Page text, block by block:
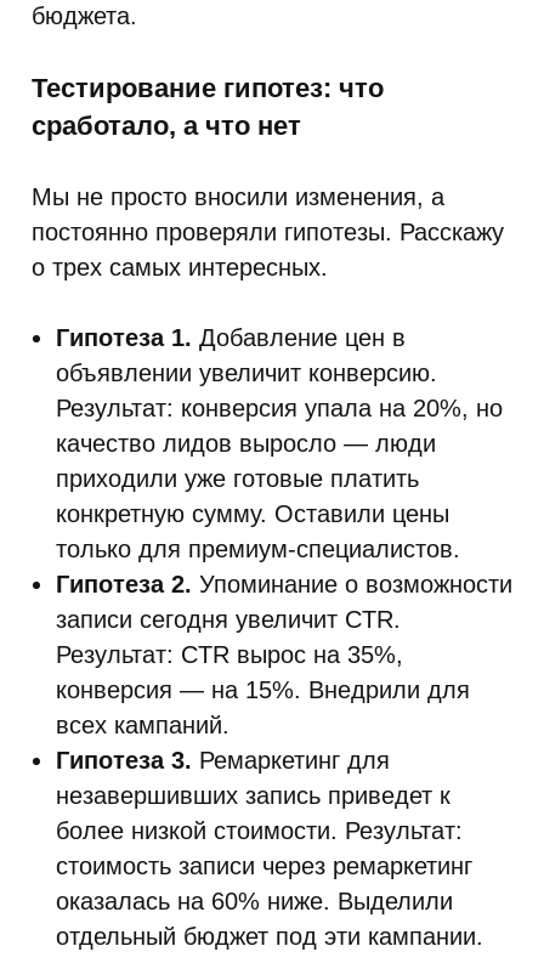
бюджета.
Тестирование гипотез: что
сработало, а что нет
Мы не просто вносили изменения, а
постоянно проверяли гипотезы. Расскажу
о трех самых интересных.
Гипотеза 1. Добавление цен в
объявлении увеличит конверсию.
Результат: конверсия упала на 20%, но
качество лидов выросло — люди
приходили уже готовые платить
конкретную сумму. Оставили цены
только для премиум-специалистов.
Гипотеза 2. Упоминание о возможности
записи сегодня увеличит CTR.
Результат: CTR вырос на 35%,
конверсия — на 15%. Внедрили для
всех кампаний.
Гипотеза 3. Ремаркетинг для
незавершивших запись приведет к
более низкой стоимости. Результат:
стоимость записи через ремаркетинг
оказалась на 60% ниже. Выделили
отдельный бюджет под эти кампании.